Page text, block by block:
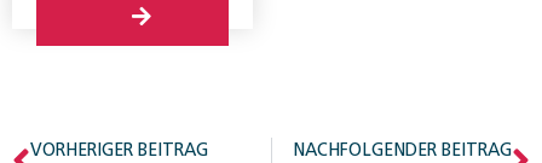
VORHERIGER BEITRAG NACHFOLGENDER BEITRAG